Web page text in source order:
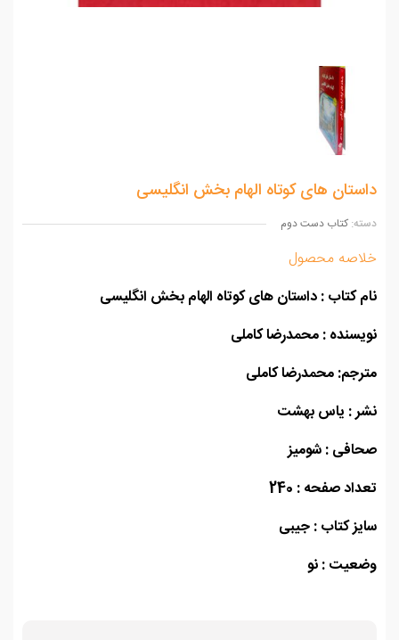
های کوتاه الهام بخش انگلیسی
کتاب دست دوم
محصول
کتاب: داستان های کوتاه الهام بخش انگلیسی
: محمدرضا کاملی
محمدرضا کاملی
: یاس بهشت
: شومیز
صفحه : 240
کتاب : جیبی
:نو